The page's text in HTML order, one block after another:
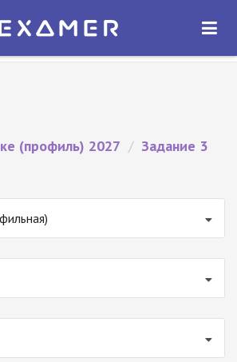
— ЕГЭ 2027
ОТКРЫТЬ
(профиль) 2027 / Задание 3